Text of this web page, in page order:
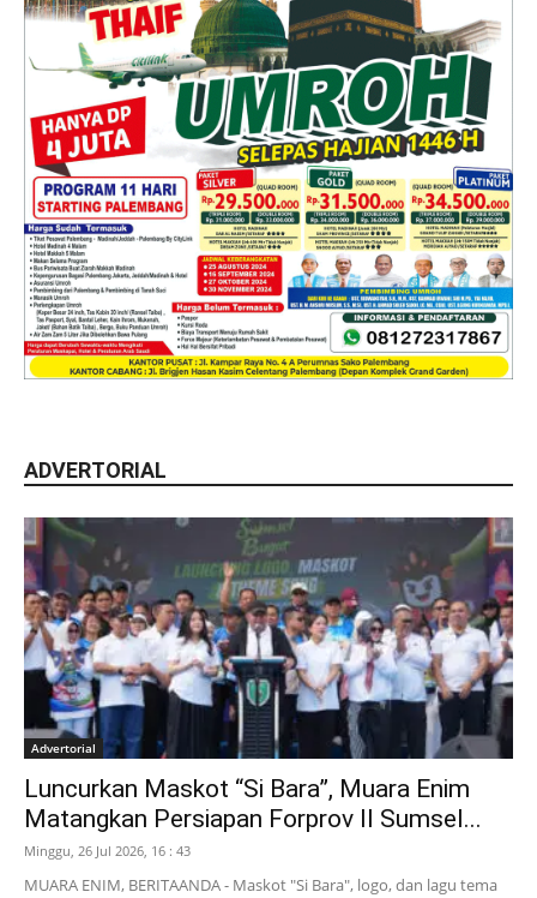
ADVERTORIAL
Advertorial
Luncurkan Maskot “Si Bara”, Muara Enim
Matangkan Persiapan Forprov II Sumsel...
Minggu, 26 Jul 2026, 16 : 43
MUARA ENIM, BERITAANDA - Maskot "Si Bara", logo, dan lagu tema